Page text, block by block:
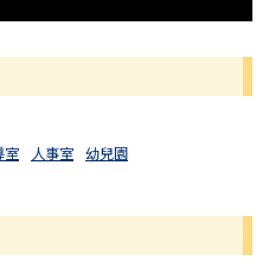
室 人事室 幼兒園